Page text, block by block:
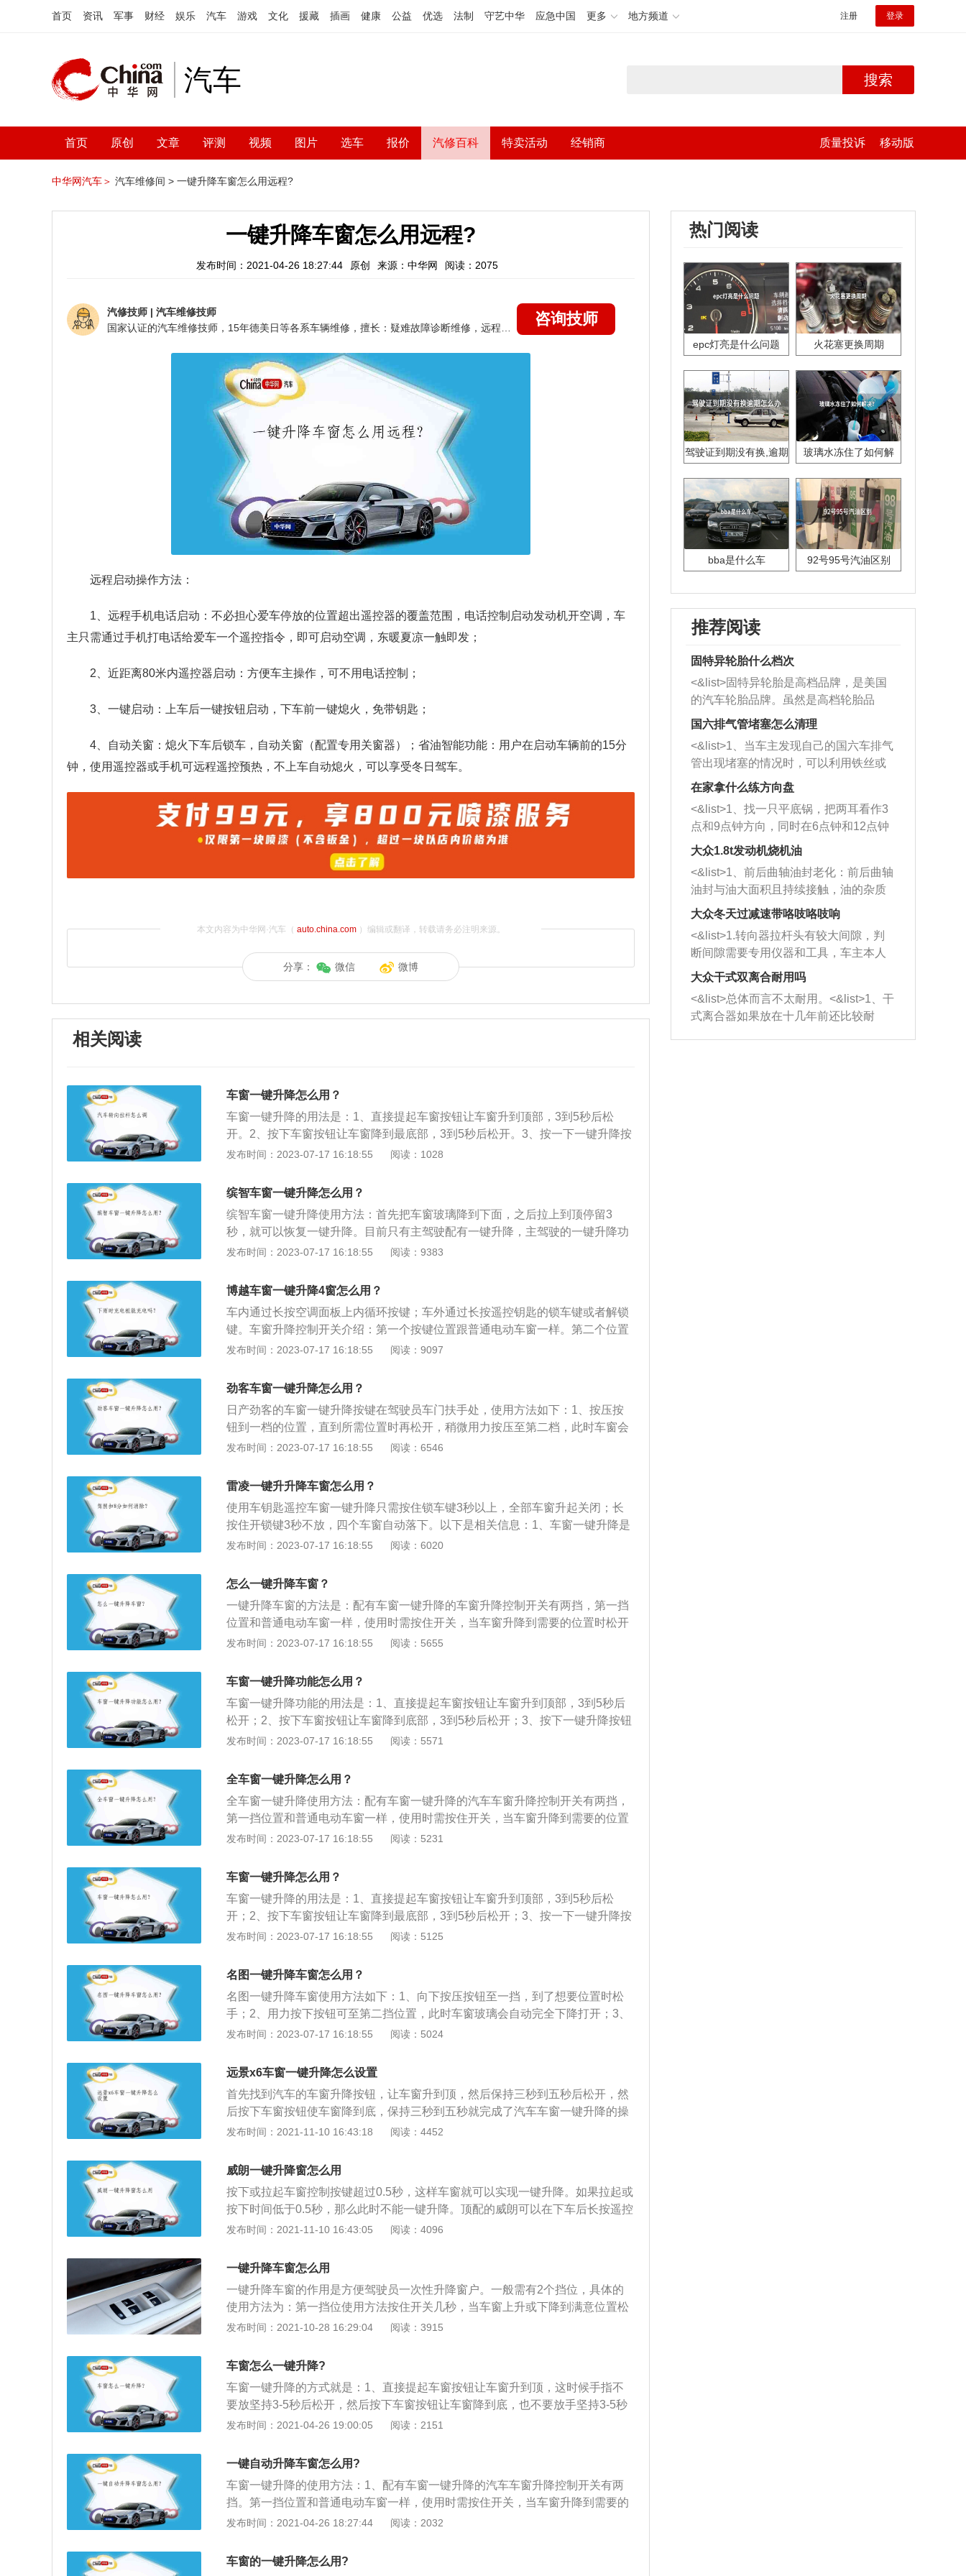
首页 资讯 军事 财经 娱乐 汽车 游戏 文化 援藏 插画 健康 公益 优选 法制 守艺中华 应急中国 更多 地方频道 注册 登录
汽车 搜索
首页 原创 文章 评测 视频 图片 选车 报价 汽修百科 特卖活动 经销商 质量投诉 移动版
中华网汽车＞ 汽车维修间 > 一键升降车窗怎么用远程?
一键升降车窗怎么用远程?
发布时间：2021-04-26 18:27:44 原创 来源：中华网 阅读：2075
汽修技师 | 汽车维修技师
咨询技师
远程启动操作方法：
1、远程手机电话启动：不必担心爱车停放的位置超出遥控器的覆盖范围，电话控制启动发动机开空调，车
主只需通过手机打电话给爱车一个遥控指令，即可启动空调，东暖夏凉一触即发；
2、近距离80米内遥控器启动：方便车主操作，可不用电话控制；
3、一键启动：上车后一键按钮启动，下车前一键熄火，免带钥匙；
4、自动关窗：熄火下车后锁车，自动关窗（配置专用关窗器）；省油智能功能：用户在启动车辆前的15分
钟，使用遥控器或手机可远程遥控预热，不上车自动熄火，可以享受冬日驾车。
本文内容为中华网·汽车（ auto.china.com）编辑或翻译，转载请务必注明来源。
分享： 微信 微博
相关阅读
车窗一键升降怎么用？
车窗一键升降的用法是：1、直接提起车窗按钮让车窗升到顶部，3到5秒后松
开。2、按下车窗按钮让车窗降到最底部，3到5秒后松开。3、按一下一键升降按
钮即可。车窗一键升降的汽车，其车窗升降控制开关有两个按键，第一按键位置
完全关闭。车窗一键升降功能是方便驾乘人员使用，避免驾驶员开关车窗分散注
意力，提高安全系数，还具有防夹手功能，只有主驾驶位有一键升降。车窗一键
升降是指汽车车窗玻璃可用一次键控制升降就位的系统，一般中高档车型都配备
了一键升降车窗功能，主要是方便驾乘人员使用，主要是避免驾驶员开关车窗分
散注意力，提高安全系数。不同车型的一键升降标识有所不同，目前大都有Auto
键升起所有车窗。长按开锁键，一键降下所有车窗。一键升降式车窗一般都具有
防夹手功能，在自动关闭的操作过程中，如果有物体夹在玻璃与窗框之间，则车
窗的关闭操作将在中途自动停止并退回初始状态，否则可能会产生夹手的危险。
发布时间：2023-07-17 16:18:55 阅读：1028
缤智车窗一键升降怎么用？
缤智车窗一键升降使用方法：首先把车窗玻璃降到下面，之后拉上到顶停留3
秒，就可以恢复一键升降。目前只有主驾驶配有一键升降，主驾驶的一键升降功
能是两个挡位，一个力度轻一些，按多少升多少，另一个力度重一些的是一键升
乞丐版匹配6挡手动变速箱，其余版本匹配CVT无级别变速箱，全系标配ABS、E
BD、BA、ASR、ESP、主副安全气囊、前侧气囊、后排儿童座椅接口，驾驶辅
助系统标配自动驻车、上坡辅助、后方影像。
发布时间：2023-07-17 16:18:55 阅读：9383
博越车窗一键升降4窗怎么用？
车内通过长按空调面板上内循环按键；车外通过长按遥控钥匙的锁车键或者解锁
键。车窗升降控制开关介绍：第一个按键位置跟普通电动车窗一样。第二个位置
就是按一下后放开的话，窗户将自动完全开启或者完全关闭。而普通的电动车窗
车窗一键升降是指汽车车窗玻璃可用一次键控制升降就位的系统；并不是一键让
四个车窗同时升降，只是按一下按键就可以升起降下车窗。
发布时间：2023-07-17 16:18:55 阅读：9097
劲客车窗一键升降怎么用？
日产劲客的车窗一键升降按键在驾驶员车门扶手处，使用方法如下：1、按压按
钮到一档的位置，直到所需位置时再松开，稍微用力按压至第二档，此时车窗会
自动下降。2、拉起开关直至第一档并保持不动，直至车窗移动到需要的位置。
绍：1、车窗一键升降是指汽车车窗玻璃可用一次键控制升降就位的系统。配有
车窗一键升降的汽车车窗升降控制开关有两档，第一按键位置和普通电动车窗一
样。第二个位置就是按一下后放开，窗户将自动完全开启或者完全关闭。2、现
在一般中高档车型都配备了一键升降车窗功能，主要是方便驾乘人员使用，主要
是避免驾驶员开关车窗分散注意力，提高安全系数。一键升降式车窗一般都具
发布时间：2023-07-17 16:18:55 阅读：6546
雷凌一键升升降车窗怎么用？
使用车钥匙遥控车窗一键升降只需按住锁车键3秒以上，全部车窗升起关闭；长
按住开锁键3秒不放，四个车窗自动落下。以下是相关信息：1、车窗一键升降是
指汽车车窗玻璃可用一次键控制升降就位的系统。配有车窗一键升降的汽车车窗
放开，窗户将自动完全开启或者完全关闭。2、一键升降式车窗一般都具有"防夹
手"功能，在自动关闭的操作过程中，如果有物体夹在玻璃与窗框之间，则车窗的
关闭操作将在中途自动停止并退回初始状态，否则可能会产生夹手的危险。
发布时间：2023-07-17 16:18:55 阅读：6020
怎么一键升降车窗？
一键升降车窗的方法是：配有车窗一键升降的车窗升降控制开关有两挡，第一挡
位置和普通电动车窗一样，使用时需按住开关，当车窗升降到需要的位置时松开
按键，升降过程停止；第二挡位置只需按一下后放开，窗户就会自动完全开启或
统，一般中高级车型都配备了一键升降车窗功能，主要是方便驾乘人员使用，避
免驾驶员开关车窗分散注意力，提高安全系数。
发布时间：2023-07-17 16:18:55 阅读：5655
车窗一键升降功能怎么用？
车窗一键升降功能的用法是：1、直接提起车窗按钮让车窗升到顶部，3到5秒后
松开；2、按下车窗按钮让车窗降到底部，3到5秒后松开；3、按下一键升降按钮
即可。车窗一键升降的汽车，其车窗升降控制开关有两个按键，第一按键位置和
全关闭。车窗一键升降功能是方便驾乘人员使用，避免驾驶员开关车窗分散注意
力，提高安全系数，还具有防夹手功能，只有主驾驶位有一键升降。
发布时间：2023-07-17 16:18:55 阅读：5571
全车窗一键升降怎么用？
全车窗一键升降使用方法：配有车窗一键升降的汽车车窗升降控制开关有两挡，
第一挡位置和普通电动车窗一样，使用时需按住开关，当车窗升降到需要的位置
时松开按键，升降过程停止；第二挡位置只需按一下后放开，窗户就会自动完全
系统，配备一键升降车窗功能主要是方便驾乘人员使用，避免驾驶员开关车窗分
散注意力，提高安全系数。
发布时间：2023-07-17 16:18:55 阅读：5231
车窗一键升降怎么用？
车窗一键升降的用法是：1、直接提起车窗按钮让车窗升到顶部，3到5秒后松
开；2、按下车窗按钮让车窗降到最底部，3到5秒后松开；3、按一下一键升降按
钮即可。车窗一键升降的汽车，其车窗升降控制开关有两个按键，第一按键位置
完全关闭。车窗一键升降功能是方便驾乘人员使用，避免驾驶员开关车窗分散注
意力，提高安全系数，还具有防夹手功能，只有主驾驶位有一键升降。
发布时间：2023-07-17 16:18:55 阅读：5125
名图一键升降车窗怎么用？
名图一键升降车窗使用方法如下：1、向下按压按钮至一挡，到了想要位置时松
手；2、用力按下按钮可至第二挡位置，此时车窗玻璃会自动完全下降打开；3、
提起按钮到一挡的位置，车窗移到所需位置即可松手；4、稍微用力拉起按键至
长宽高分别为4710毫米、1820毫米、1470毫米，轴距为2770毫米。外观方面，
名图延续流体雕塑设计语言基础上进一步深化，特别是采用与新胜达相类似的宽
大格栅横条设计，并配备透镜，灯内有磨砂银色和镀铬线条的装饰。
发布时间：2023-07-17 16:18:55 阅读：5024
远景x6车窗一键升降怎么设置
首先找到汽车的车窗升降按钮，让车窗升到顶，然后保持三秒到五秒后松开，然
后按下车窗按钮使车窗降到底，保持三秒到五秒就完成了汽车车窗一键升降的操
作。汽车的一键升窗功能是通过升窗器实现的，可以防止车主由于忘关车窗导致
安全性。如果汽车本身没有配置车窗一键升降功能，可以到4s店进行加装。远景
x6是远景系列的最新轿车车型，汽车的市场定位符合广大车主的要求，所以一上
市就受到了好评。
发布时间：2021-11-10 16:43:18 阅读：4452
威朗一键升降窗怎么用
按下或拉起车窗控制按键超过0.5秒，这样车窗就可以实现一键升降。如果拉起或
按下时间低于0.5秒，那么此时不能一键升降。顶配的威朗可以在下车后长按遥控
器锁车键，那么此时所有车窗会升起，并且天窗也会关闭。威朗是别克推出的一
发动机，一款是1.5升自然吸气发动机，另一款是1.5升涡轮增压发动机。与这两
款发动机匹配的变速箱也是不同的，1.5升自然吸气发动机匹配的是一台6速手自
一体变速箱，1.5升涡轮增压发动机匹配的是一台7速双离合变速箱。如果在市区
内使用，那么1.5t发动机加7速双离合变速箱这套动力总成是比较好的。1.5升自
然吸气发动机的最大功率为87kw，最大扭矩为146牛米，最大功率转速为6600转
采用了铝合金缸体缸盖。1.5升涡轮增压发动机的最大功率为124kw，最大扭矩为
250牛米，最大功率转速为5600转每分钟，最大扭矩转速为1700到4400转每分
钟。这款发动机使用了缸内直喷技术，并且使用了铝合金缸盖缸体。
发布时间：2021-11-10 16:43:05 阅读：4096
一键升降车窗怎么用
一键升降车窗的作用是方便驾驶员一次性升降窗户。一般需有2个挡位，具体的
使用方法为：第一挡位使用方法按住开关几秒，当车窗上升或下降到满意位置松
开，车窗就停止上升或下降。第二档位使用方法按一下后松开，车窗将自动完全
发布时间：2021-10-28 16:29:04 阅读：3915
车窗怎么一键升降?
车窗一键升降的方式就是：1、直接提起车窗按钮让车窗升到顶，这时候手指不
要放坚持3-5秒后松开，然后按下车窗按钮让车窗降到底，也不要放手坚持3-5秒
后松开，然后再试一下一键升降，这时候就设置完成了；2、工作原理：钥匙发
由该系统的执行器（电动机或电磁线圈）执行开\/闭锁的动作。长按遥控器开锁
键，四个玻璃自动降落。长按锁车键，四个玻璃自动升起；3、无论是智能钥匙
控制还是机械按钮控制，车窗一键升降一般都具有\"防夹手\"功能，在自动关闭的
操作过程中，如果有物体夹在玻璃与窗框之间，则车窗的关闭操作将在中途自动
停止并退回初始状态，否则可能会产生夹手的危险；4、每个电动窗都有一个电
的信号。如果开关按下的时间小于0.5s，那么ECM就会控制车窗全开或全关。如
发布时间：2021-04-26 19:00:05 阅读：2151
一键自动升降车窗怎么用?
车窗一键升降的使用方法：1、配有车窗一键升降的汽车车窗升降控制开关有两
挡。第一挡位置和普通电动车窗一样，使用时需按住开关，当车窗升降到需要的
位置时松开按键，升降过程停止。第二挡位置只需按一下后放开，窗户就会自动
o英文标识。有些则直接称为“一键锁止键”，其实原理都是一样的，长按锁止键，
一键升起所有车窗。长按开锁键，一键降下所有车窗；3、一键升降式车窗一般
发布时间：2021-04-26 18:27:44 阅读：2032
车窗的一键升降怎么用?
热门阅读
epc灯亮是什么问题 火花塞更换周期
驾驶证到期没有换,逾期
玻璃水冻住了如何解
bba是什么车 92号95号汽油区别
推荐阅读
固特异轮胎什么档次
<&list>固特异轮胎是高档品牌，是美国
的汽车轮胎品牌。虽然是高档轮胎品
牌，但是中高低端的轮胎都有生产，这
也是为了更好的开拓市场。
国六排气管堵塞怎么清理
<&list>1、当车主发现自己的国六车排气
管出现堵塞的情况时，可以利用铁丝或
者是细棍，直接将杂物给取出来，如果
堵塞情况比较严重，也可以采取应急措
施。 <&list>2、直接利用木棍将所有的
杂物推到排气管里面的位置处，然后将
三元催化器拆解开，就可以将堵塞的东
西取出来。但如果是因为积碳过多引起
的堵塞，就需要将三元催化器泡在草酸
洗剂对堵塞的情况得到解决，将清洗剂
放在燃油箱中，与燃油混合后，车辆启
动时，就可以和汽油一起进入到燃烧
室，最后形成废气排出，就可以让三元
催化器得到清洗，排气管堵塞的情况就
能够得到解决。
在家拿什么练方向盘
<&list>1、找一只平底锅，把两耳看作3
点和9点钟方向，同时在6点钟和12点钟
方向做一个标记。 <&list>2、双手握住
一圈半的练习，往右同样也要打相同的
圈数。 <&list>3、最后强调要反复练
习，这样就可以形成肌肉记忆，在真实
驾驶车辆时，不需要记忆也能打好方
向。
大众1.8t发动机烧机油
<&list>1、前后曲轴油封老化：前后曲轴
油封与油大面积且持续接触，油的杂质
和发动机内持续温度变化使其密封效果
逐渐减弱，导致渗油或漏油。<&list>2、
活塞间隙过大：积碳会使活塞环与缸体
的间隙扩大，导致机油流入燃烧室中，
造成烧机油。<&list>3、机油粘度。使用
机油粘度过小的话，同样会有烧机油现
象，机油粘度过小具有很好的流动性，
大众冬天过减速带咯吱咯吱响
<&list>1.转向器拉杆头有较大间隙，判
断间隙需要专用仪器和工具，车主本人
无法制作，需要将车辆送到修理厂或4s
店；<&list>2.车辆半轴套管防尘罩破
裂，破裂后会出现漏油现象，使半轴磨
损严重，磨损的半轴容易损坏，产生异
响；<&list>3.稳定器的转向胶套和球头
大众干式双离合耐用吗
<&list>总体而言不太耐用。<&list>1、干
式离合器如果放在十几年前还比较耐